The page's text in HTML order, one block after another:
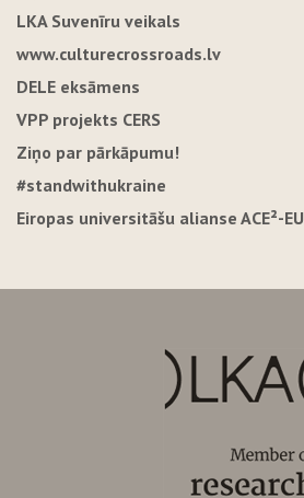
LKA Suvenīru veikals
www.culturecrossroads.lv
DELE eksāmens
VPP projekts CERS
Ziņo par pārkāpumu!
#standwithukraine
Eiropas universitāšu alianse ACE²-EU